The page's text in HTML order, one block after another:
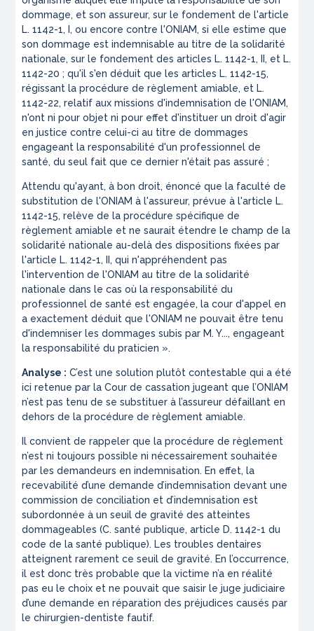
dommage, et son assureur, sur le fondement de l'article
L. 1142-1, I, ou encore contre l'ONIAM, si elle estime que
son dommage est indemnisable au titre de la solidarité
nationale, sur le fondement des articles L. 1142-1, II, et L.
1142-20 ; qu'il s'en déduit que les articles L. 1142-15,
régissant la procédure de règlement amiable, et L.
1142-22, relatif aux missions d'indemnisation de l'ONIAM,
n'ont ni pour objet ni pour effet d'instituer un droit d'agir
en justice contre celui-ci au titre de dommages
engageant la responsabilité d'un professionnel de
santé, du seul fait que ce dernier n'était pas assuré ;
Attendu qu'ayant, à bon droit, énoncé que la faculté de
substitution de l'ONIAM à l'assureur, prévue à l'article L.
1142-15, relève de la procédure spécifique de
règlement amiable et ne saurait étendre le champ de la
solidarité nationale au-delà des dispositions fixées par
l'article L. 1142-1, II, qui n'appréhendent pas
l'intervention de l'ONIAM au titre de la solidarité
nationale dans le cas où la responsabilité du
professionnel de santé est engagée, la cour d'appel en
a exactement déduit que l'ONIAM ne pouvait être tenu
d'indemniser les dommages subis par M. Y..., engageant
la responsabilité du praticien ».
Analyse : C’est une solution plutôt contestable qui a été
ici retenue par la Cour de cassation jugeant que l’ONIAM
n’est pas tenu de se substituer à l’assureur défaillant en
dehors de la procédure de règlement amiable.
Il convient de rappeler que la procédure de règlement
n’est ni toujours possible ni nécessairement souhaitée
par les demandeurs en indemnisation. En effet, la
recevabilité d’une demande d’indemnisation devant une
commission de conciliation et d’indemnisation est
subordonnée à un seuil de gravité des atteintes
dommageables (C. santé publique, article D. 1142-1 du
code de la santé publique). Les troubles dentaires
atteignent rarement ce seuil de gravité. En l’occurrence,
il est donc très probable que la victime n’a en réalité
pas eu le choix et ne pouvait que saisir le juge judiciaire
d’une demande en réparation des préjudices causés par
le chirurgien-dentiste fautif.